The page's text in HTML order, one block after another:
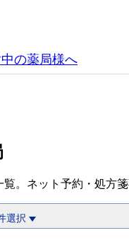
の薬局様へ
。ネット予約・処方
選択